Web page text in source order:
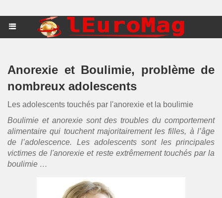
Anorexie et Boulimie, problème de
nombreux adolescents
Les adolescents touchés par l'anorexie et la boulimie
Boulimie et anorexiesont des troubles du comportement
alimentaire qui touchent majoritairement les filles, à l’âge
de l’adolescence. Les adolescents sont les principales
victimes de l'anorexie et reste extrêmement touchés par la
boulimie …